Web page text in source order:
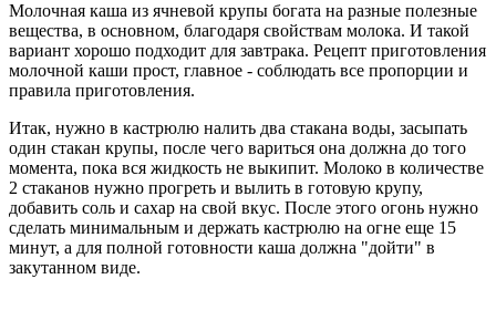
Молочная каша из ячневой крупы богата на разные полезные
вещества, в основном, благодаря свойствам молока. И такой
вариант хорошо подходит для завтрака. Рецепт приготовления
молочной каши прост, главное - соблюдать все пропорции и
правила приготовления.
Итак, нужно в кастрюлю налить два стакана воды, засыпать
один стакан крупы, после чего вариться она должна до того
момента, пока вся жидкость не выкипит. Молоко в количестве
2 стаканов нужно прогреть и вылить в готовую крупу,
добавить соль и сахар на свой вкус. После этого огонь нужно
сделать минимальным и держать кастрюлю на огне еще 15
минут, а для полной готовности каша должна "дойти" в
закутанном виде.